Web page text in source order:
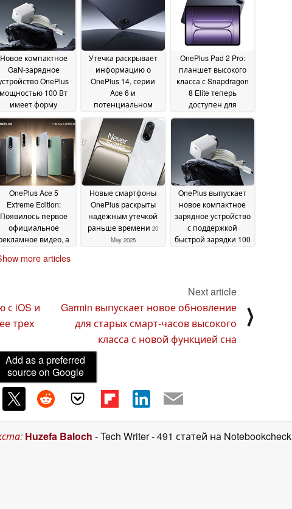
Новое компактное
GaN-зарядное
OnePlus
мощностью 100 Вт
имеет форму
комплектуется
магнитным
кабелем
на 10 А27 May 2025
Утечка раскрывает
информацию о
OnePlus 14, серии
Ace 6 и
потенциальном
планшете OnePlus26
May 2025
OnePlus Pad 2 Pro:
планшет высокого
класса с Snapdragon
8 Elite теперь
доступен для
26
OnePlus Ace 5
Extreme Edition:
Появилось первое
официальное
видео, а
дата запуска Ace 5
Новые смартфоны
OnePlus раскрыты
надежным утечкой
раньше времени 20
May 2025
OnePlus выпускает
новое компактное
зарядное устройство
с поддержкой
быстрой зарядки 100
more articles
с iOS и
трех
Next article
Garmin выпускает новое обновление
для старых смарт-часов высокого
класса с новой функцией сна
⟩
Add as a preferred
source on Google
: Huzefa Baloch - Tech Writer- 491 статей на Notebookcheck